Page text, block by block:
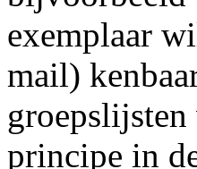
exemplaar
mail)
principe in